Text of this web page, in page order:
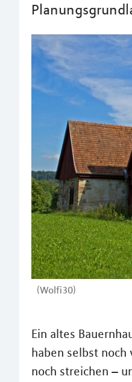
(Wolfi30)
Ein altes
haben selbst noch
noch streichen –